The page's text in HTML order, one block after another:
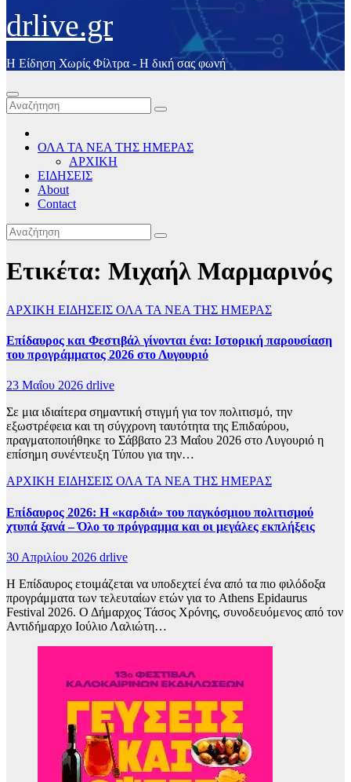
drlive.gr
Η Είδηση Χωρίς Φίλτρα - H δική σας φωνή
ΟΛΑ ΤΑ ΝΕΑ ΤΗΣ ΗΜΕΡΑΣ
ΑΡΧΙΚΗ
ΕΙΔΗΣΕΙΣ
About
Contact
Ετικέτα: Μιχαήλ Μαρμαρινός
ΑΡΧΙΚΗ ΕΙΔΗΣΕΙΣ ΟΛΑ ΤΑ ΝΕΑ ΤΗΣ ΗΜΕΡΑΣ
Επίδαυρος και Φεστιβάλ γίνονται ένα: Ιστορική παρουσίαση
του προγράμματος 2026 στο Λυγουριό
23 Μαΐου 2026 drlive
Σε μια ιδιαίτερα σημαντική στιγμή για τον πολιτισμό, την
εξωστρέφεια και τη σύγχρονη ταυτότητα της Επιδαύρου,
πραγματοποιήθηκε το Σάββατο 23 Μαΐου 2026 στο Λυγουριό η
επίσημη συνέντευξη Τύπου για την…
ΑΡΧΙΚΗ ΕΙΔΗΣΕΙΣ ΟΛΑ ΤΑ ΝΕΑ ΤΗΣ ΗΜΕΡΑΣ
Επίδαυρος 2026: Η «καρδιά» του παγκόσμιου πολιτισμού
χτυπά ξανά – Όλο το πρόγραμμα και οι μεγάλες εκπλήξεις
30 Απριλίου 2026 drlive
Η Επίδαυρος ετοιμάζεται να υποδεχτεί ένα από τα πιο φιλόδοξα
προγράμματα των τελευταίων ετών για το Athens Epidaurus
Festival 2026. Ο Δήμαρχος Τάσος Χρόνης, συνοδευόμενος από τον
Αντιδήμαρχο Ιούλιο Λαλιώτη…